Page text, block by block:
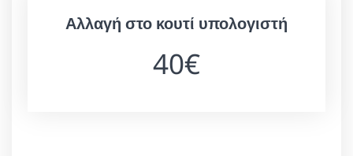
Αλλαγή στο κουτί υπολογιστή
40€